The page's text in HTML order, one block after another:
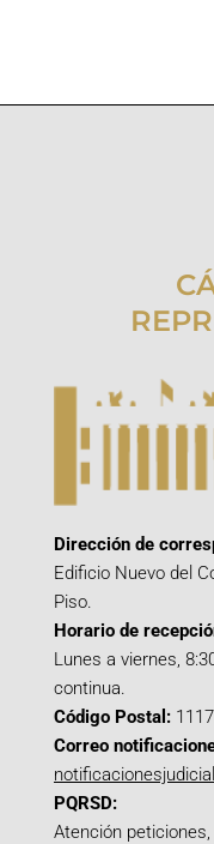
Dirección de
Edificio Nuevo del
Piso.
Horario de
Lunes a viernes,
continua.
Código Postal:
Correo
PQRSD:
Atención